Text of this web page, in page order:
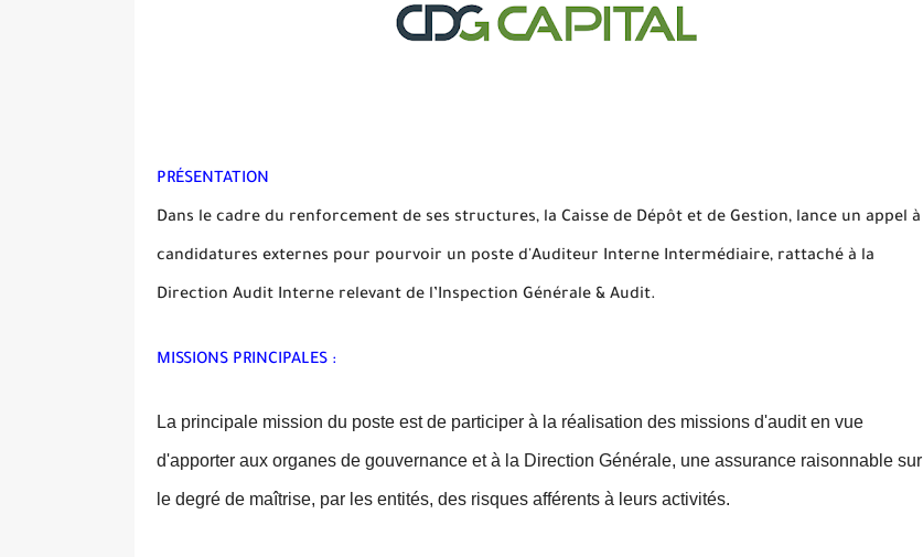
PRÉSENTATION
Dans le cadre du renforcement de ses structures, la Caisse de Dépôt et de Gestion, lance un appel à
candidatures externes pour pourvoir un poste d'Auditeur Interne Intermédiaire, rattaché à la
Direction Audit Interne relevant de l’Inspection Générale & Audit.
MISSIONS PRINCIPALES :
La principale mission du poste est de participer à la réalisation des missions d'audit en vue
d'apporter aux organes de gouvernance et à la Direction Générale, une assurance raisonnable sur
le degré de maîtrise, par les entités, des risques afférents à leurs activités.